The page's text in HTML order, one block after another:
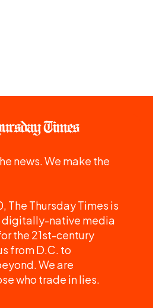
news. We make the
The Thursday Times is
digitally-native media
the 21st-century
from D.C. to
We are
who trade in lies.